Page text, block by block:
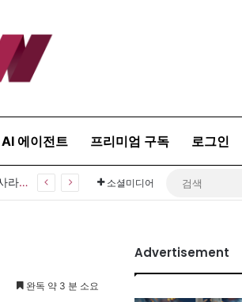
AI 에이전트 프리미엄 구독 로그인
[이상기가 만난 사람] 박영옥 주식농부 “돈은 시장으로 갔지만, 투자는 사라지고 거래만 남았다” 소셜미디어
완독 약 3 분 소요
Advertisement